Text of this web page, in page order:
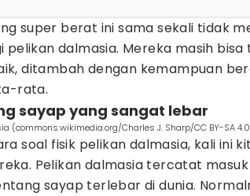
super berat ini sama sekali tidak
pelikan dalmasia. Mereka masih
ditambah dengan kemampuan
rata.
sayap yang sangat lebar
(commons.wikimedia.org/Charles J. Sharp/CC BY-SA
soal fisik pelikan dalmasia, kali ini
Pelikan dalmasia tercatat
sayap terlebar di dunia.